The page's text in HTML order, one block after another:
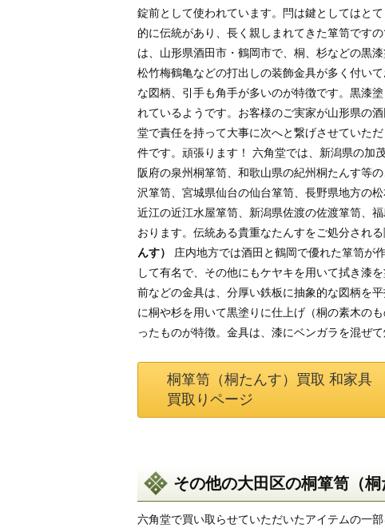
錠前として使われています。閂は鍵としてはと
的に伝統があり、長く親しまれてきた箪笥です
は、山形県酒田市・鶴岡市で、桐、杉などの黒
松竹梅鶴亀などの打出しの装飾金具が多く付い
な図柄、引手も角手が多いのが特徴です。黒漆
れているようです。お客様のご実家が山形県の
堂で責任を持って大事に次へと繋げさせていた
件です。頑張ります！ 六角堂では、新潟県の加
阪府の泉州桐箪笥、和歌山県の紀州桐たんす等
沢箪笥、宮城県仙台の仙台箪笥、長野県地方の
近江の近江水屋箪笥、新潟県佐渡の佐渡箪笥、
おります。伝統ある貴重なたんすをご処分され
んす）
庄内地方では酒田と鶴岡で優れた箪笥が
して有名で、その他にもケヤキを用いて拭き漆
前などの金具は、分厚い鉄板に抽象的な図柄を
に桐や杉を用いて黒塗りに仕上げ（桐の素木の
ったものが特徴。金具は、漆にベンガラを混ぜ
桐箪笥（桐たんす）買取 和家具
買取りページ
その他の大田区の桐箪笥（
六角堂で買い取らせていただいたアイテムの一部